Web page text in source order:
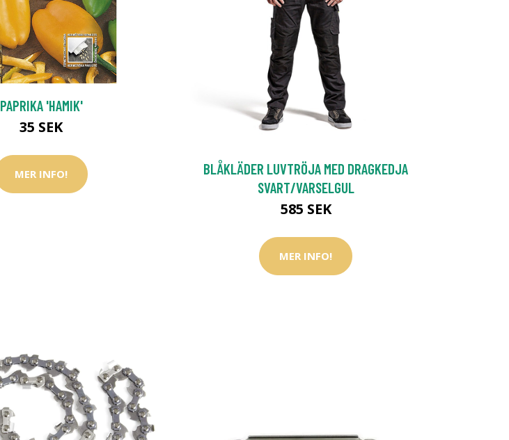
PAPRIKA 'HAMIK'
35 SEK
MER INFO!
BLÅKLÄDER LUVTRÖJA MED DRAGKEDJA
SVART/VARSELGUL
585 SEK
MER INFO!